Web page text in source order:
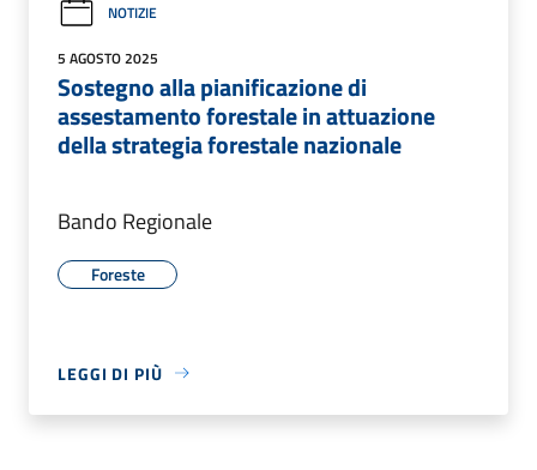
NOTIZIE
5 AGOSTO 2025
Sostegno alla pianificazione di
assestamento forestale in attuazione
della strategia forestale nazionale
Bando Regionale
Foreste
LEGGI DI PIÙ